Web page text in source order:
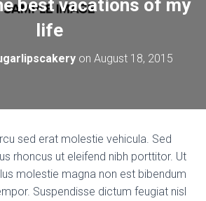
E
best vacations of my
life
on August 18, 2015
sed erat molestie vehicula. Sed
rhoncus ut eleifend nibh porttitor. Ut
molestie magna non est bibendum
Suspendisse dictum feugiat nisl